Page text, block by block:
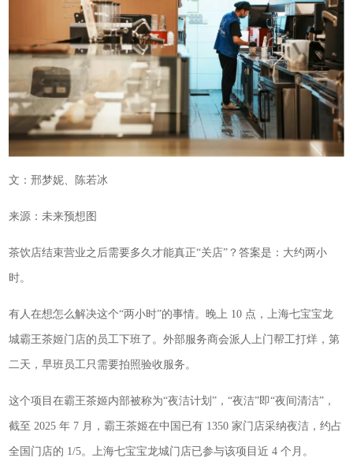
文：邢梦妮、陈若冰
来源：未来预想图
茶饮店结束营业之后需要多久才能真正“关店”？答案是：大约两小
时。
有人在想怎么解决这个“两小时”的事情。晚上 10 点，上海七宝宝龙
城霸王茶姬门店的员工下班了。外部服务商会派人上门帮工打烊，第
二天，早班员工只需要拍照验收服务。
这个项目在霸王茶姬内部被称为“夜洁计划”，“夜洁”即“夜间清洁”，
截至 2025 年 7 月，霸王茶姬在中国已有 1350 家门店采纳夜洁，约占
全国门店的 1/5。上海七宝宝龙城门店已参与该项目近 4 个月。